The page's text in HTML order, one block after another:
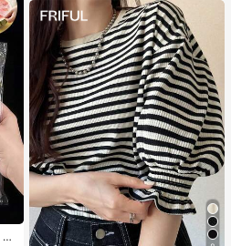
า
ขวัญในอุดมคติสำหรับคริสต์มาส, วันว
าเลนไทน์, อีสเตอร์, ฤดูแต่งงานและวันเ
กิดสำหรับแฟนสาว